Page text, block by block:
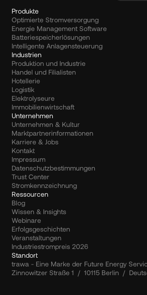
Produkte
Optimierte Stromversorgung
Energie Management Software
Batteriespeicherlösungen
Intelligente Anlagensteuerung
Industrien
Produktion und Industrie
Handel und Filialisten
Hotellerie
Logistik
Elektrolyseure
Immobilienwirtschaft
Unternehmen
Unternehmen & Kultur
Marktpartnerinformationen
Karriere & Jobs
Kontakt
Impressum
Datenschutzbestimmungen
Trust Center
Stromkennzeichnung
Ressourcen
Blog
Wissen & Insights
Webinare
Erfolgsgeschichten
Veranstaltungen
Industriestrompreis 2026
Standort
trawa - Eine Marke der Future Energy
Zinnowitzer Straße 1  /  10115 Berlin  /